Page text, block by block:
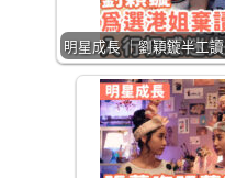
明星成長 ｜劉穎鏇半工